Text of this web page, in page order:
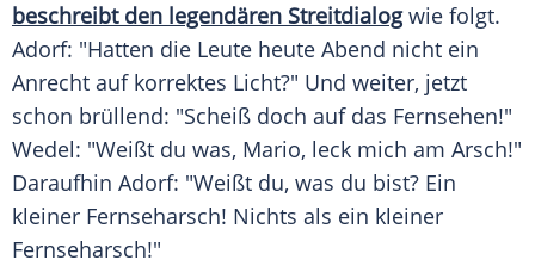
beschreibt den legendären Streitdialogwie folgt.
Adorf: "Hatten die Leute heute Abend nicht ein
Anrecht auf korrektes Licht?" Und weiter, jetzt
schon brüllend: "Scheiß doch auf das Fernsehen!"
Wedel: "Weißt du was, Mario, leck mich am Arsch!"
Daraufhin Adorf: "Weißt du, was du bist? Ein
kleiner Fernseharsch! Nichts als ein kleiner
Fernseharsch!"